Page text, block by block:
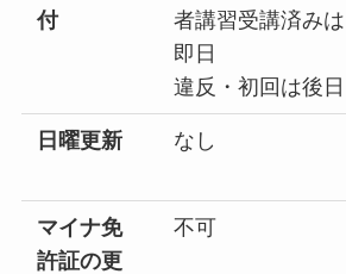
付
者講習受講済みは
即日
違反・初回は後日
日曜更新 なし
マイナ免
許証の更
不可